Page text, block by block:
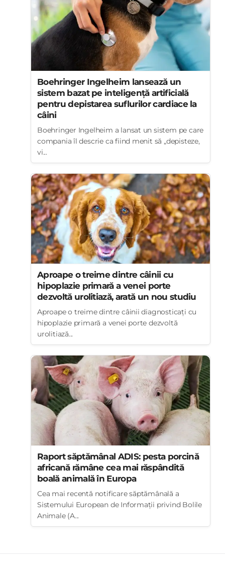
Boehringer Ingelheim lansează un
sistem bazat pe inteligență artificială
pentru depistarea suflurilor cardiace la
câini
Boehringer Ingelheim a lansat un sistem pe care
compania îl descrie ca fiind menit să „depisteze,
vi...
Aproape o treime dintre câinii cu
hipoplazie primară a venei porte
dezvoltă urolitiază, arată un nou studiu
Aproape o treime dintre câinii diagnosticați cu
hipoplazie primară a venei porte dezvoltă
urolitiază...
Raport săptămânal ADIS: pesta porcină
africană rămâne cea mai răspândită
boală animală în Europa
Cea mai recentă notificare săptămânală a
Sistemului European de Informații privind Bolile
Animale (A...